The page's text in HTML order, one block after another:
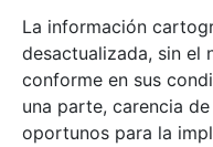
La información
desactualizada, sin el
conforme en sus
una parte, carencia
oportunos para la